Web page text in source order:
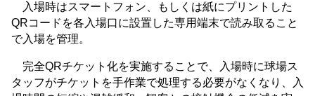
入場時はスマートフォン、もしくは紙にプリントした
QRコードを各入場口に設置した専用端末で読み取ること
で入場を管理。
完全QRチケット化を実施することで、入場時に球場ス
タッフがチケットを手作業で処理する必要がなくなり、入